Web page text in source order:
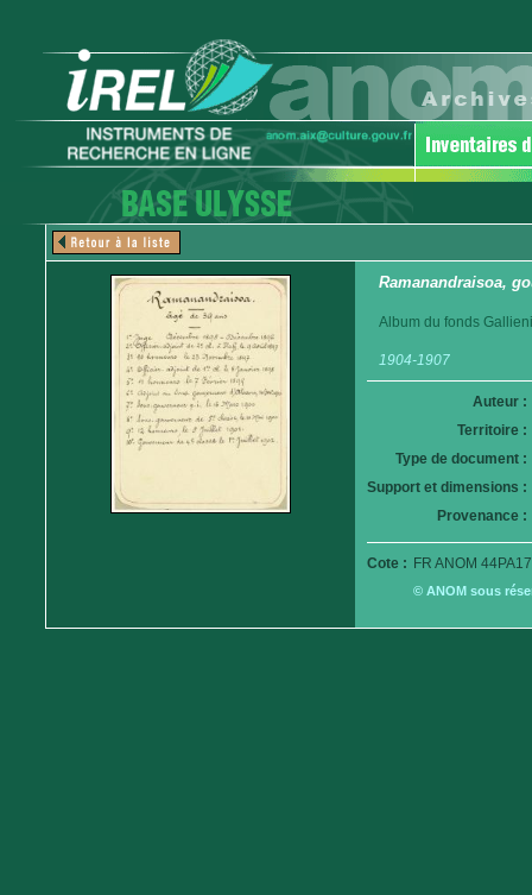
Ramanandraisoa,
Album du fonds
1904-1907
Auteur :
Territoire :
Type de document :
Support et dimensions :
Provenance :
Cote : FR ANOM
© ANOM sous